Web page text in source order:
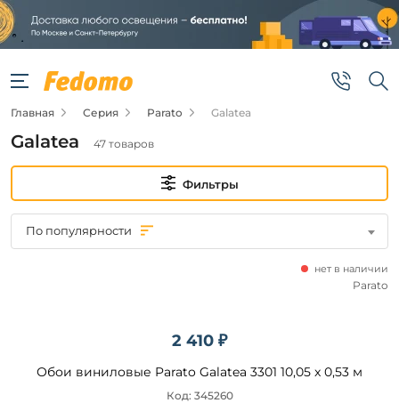
Фильтры
Цена
от
Главная Серия Parato Galatea
Galatea 47 товаров
Фильтры
По популярности
2 410 ₽
Обои виниловые Parato Galatea 3301 10,05 x 0,53 м
нет в наличии
Код: 345260
Parato